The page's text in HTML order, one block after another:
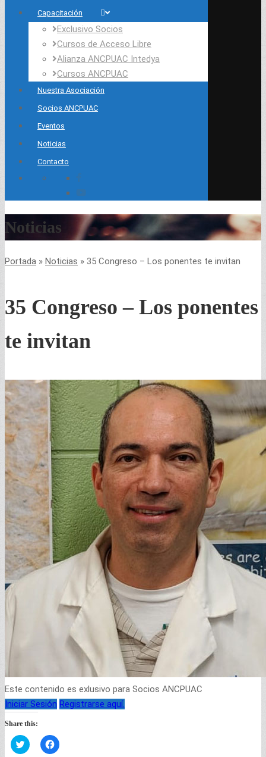
Capacitación
Exclusivo Socios
Cursos de Acceso Libre
Alianza ANCPUAC Intedya
Cursos ANCPUAC
Nuestra Asociación
Socios ANCPUAC
Eventos
Noticias
Contacto
Noticias
Portada » Noticias » 35 Congreso – Los ponentes te invitan
35 Congreso – Los ponentes
te invitan
Este contenido es exlusivo para Socios ANCPUAC
Iniciar Sesión Registrarse aquí.
Share this:
Haz
clic
Haz
clic